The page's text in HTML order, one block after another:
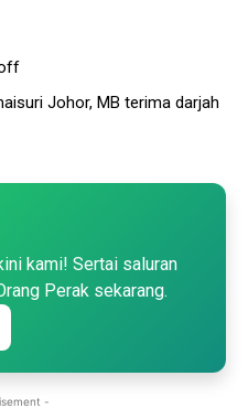
Johor, MB terima darjah
kami! Sertai saluran
Perak sekarang.
-